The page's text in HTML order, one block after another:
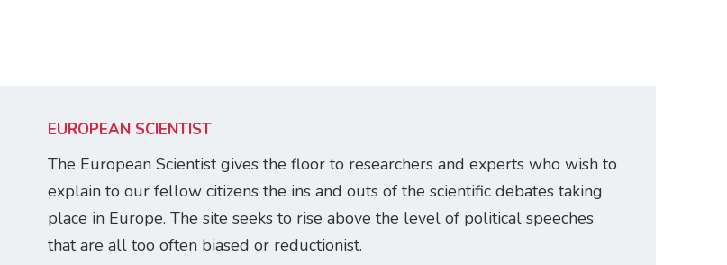
EUROPEAN SCIENTIST
The European Scientist gives the floor to researchers and experts who wish to
explain to our fellow citizens the ins and outs of the scientific debates taking
place in Europe. The site seeks to rise above the level of political speeches
that are all too often biased or reductionist.